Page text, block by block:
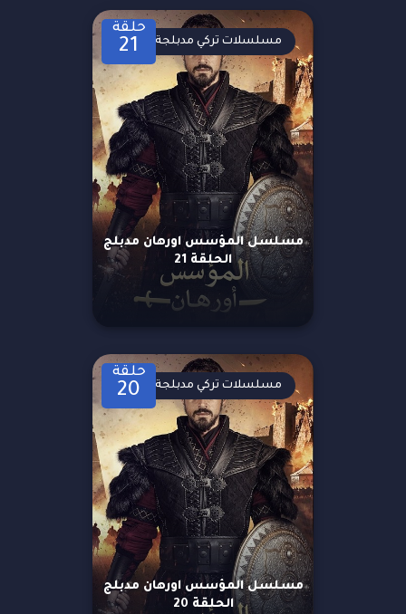
حلقة
21
مسلسل المؤسس اورهان مدبلج
الحلقة 21
مسلسلات تركي مدبلجة
حلقة
20
مسلسل المؤسس اورهان مدبلج
الحلقة 20
مسلسلات تركي مدبلجة